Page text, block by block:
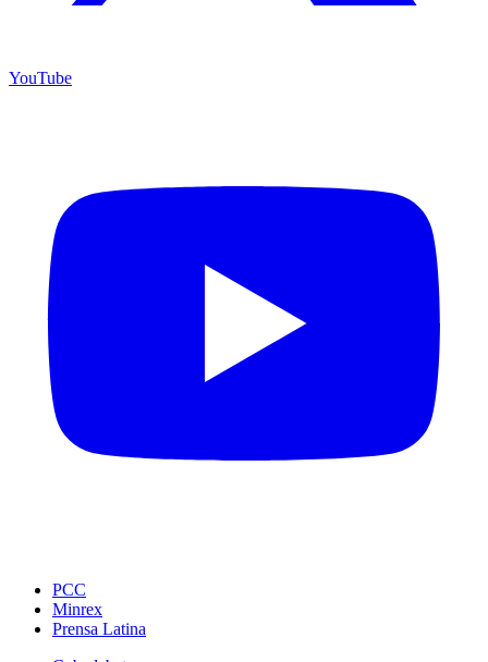
YouTube
PCC
Minrex
Prensa Latina